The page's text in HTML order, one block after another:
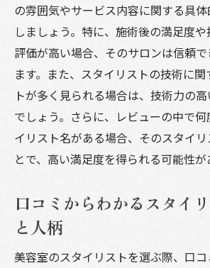
の雰囲気やサービス内容に関する具
しましょう。特に、施術後の満足度
評価が高い場合、そのサロンは信頼
ます。また、スタイリストの技術に
トが多く見られる場合は、技術力の
でしょう。さらに、レビューの中で
イリスト名がある場合、そのスタイ
とで、高い満足度を得られる可能性が
口コミからわかるスタイ
と人柄
美容室のスタイリストを選ぶ際、口